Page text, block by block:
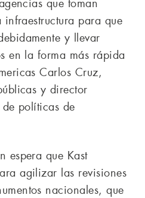
que toman
infraestructura para que
y llevar
en la forma más rápida
Carlos Cruz,
y director
políticas de
espera que Kast
agilizar las revisiones
nacionales, que